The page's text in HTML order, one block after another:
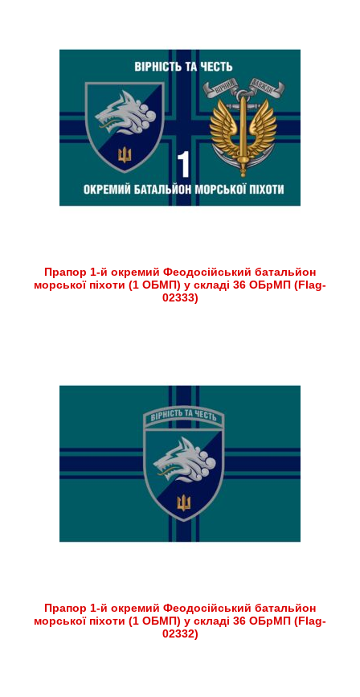
Прапор 1-й окремий Феодосійський батальйон
морської піхоти (1 ОБМП) у складі 36 ОБрМП (Flag-
02333)
Прапор 1-й окремий Феодосійський батальйон
морської піхоти (1 ОБМП) у складі 36 ОБрМП (Flag-
02332)